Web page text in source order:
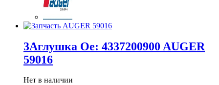
3Аглушка Oe: 4337200900 AUGER
59016
Нет в наличии